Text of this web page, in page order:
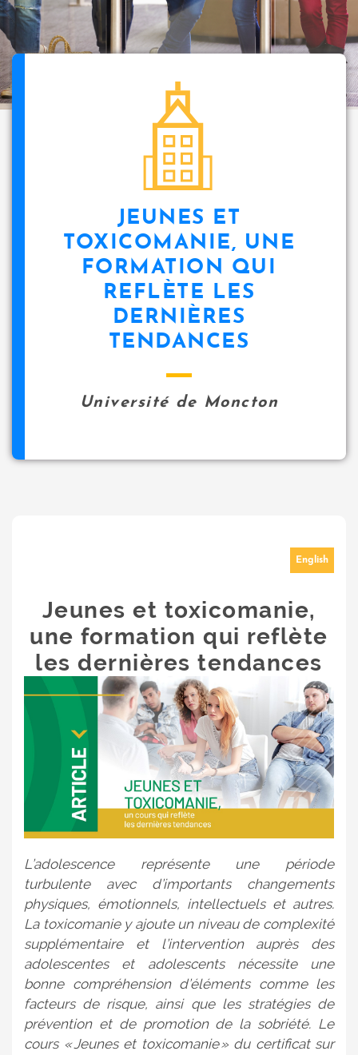
i
p
a
l
JEUNES ET
TOXICOMANIE, UNE
FORMATION QUI
REFLÈTE LES
DERNIÈRES
TENDANCES
Université de Moncton
English
Jeunes et toxicomanie,
une formation qui reflète
les dernières tendances
L’adolescence représente une période
turbulente avec d’importants changements
physiques, émotionnels, intellectuels et autres.
La toxicomanie y ajoute un niveau de complexité
supplémentaire et l’intervention auprès des
adolescentes et adolescents nécessite une
bonne compréhension d’éléments comme les
facteurs de risque, ainsi que les stratégies de
prévention et de promotion de la sobriété. Le
cours « Jeunes et toxicomanie » du certificat sur